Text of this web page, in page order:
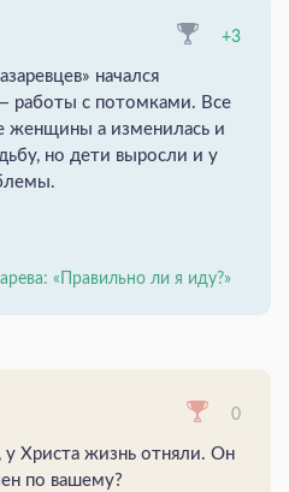
+3
начался
работы с потомками. Все
женщины а изменилась и
но дети выросли и у
«Правильно ли я иду?»
0
, у Христа жизнь отняли. Он
по вашему?